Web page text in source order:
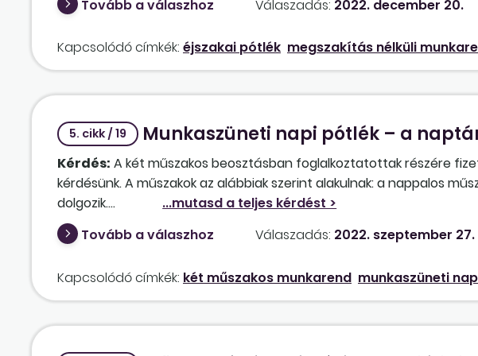
Tovább a válaszhoz Válaszadás: 2022. december 20.
Kapcsolódó címkék: éjszakai pótlék megszakítás nélküli
5. cikk / 19 Munkaszüneti napi pótlék – a
Kérdés: A két műszakos beosztásban foglalkoztatottak részére
kérdésünk. A műszakok az alábbiak szerint alakulnak: a nappalos
dolgozik.
1. Amennyiben a munkáltató a munkanapot/munkaszüneti napot
munkanap/munkaszüneti nap 0-24 óra közötti időszak), mikor és
a) Ha április 30-án dolgozik a munkavállaló (azaz április 30. reggel 8-
bérpótlék, mivel nem dolgozott munkaszüneti napon.
b) Ha május 1-jén dolgozik a munkavállaló (azaz május 1. reggel 8-
Tovább a válaszhoz Válaszadás: 2022. szeptember 27.
Kapcsolódó címkék: két műszakos munkarend munkaszüneti